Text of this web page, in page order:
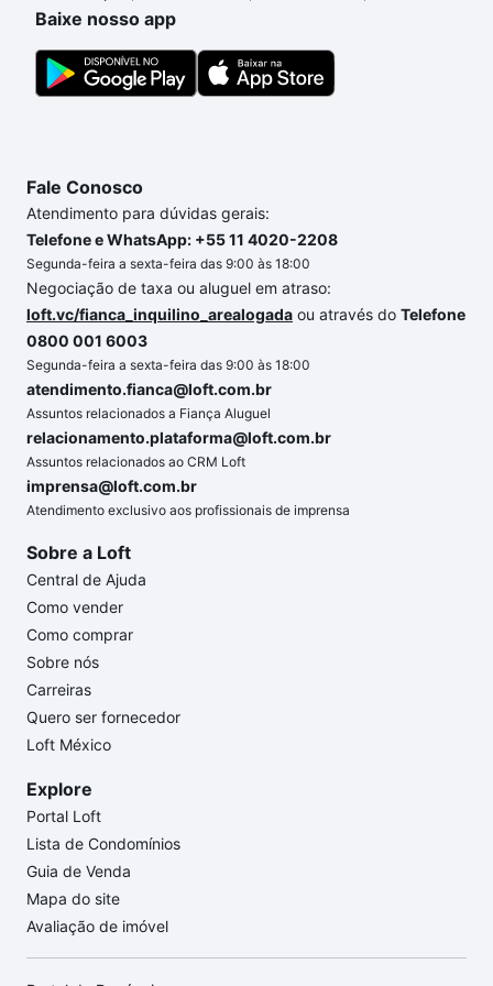
custa comprar um apartamento
gente para comprar o imóvel dos seus sonhos com
segurança e conforto. Loft, com você até as
Baixe nosso app
Fale Conosco
Atendimento para dúvidas gerais:
Telefone e WhatsApp: +55 11 4020-2208
Segunda-feira a sexta-feira das 9:00 às 18:00
Negociação de taxa ou aluguel em atraso:
loft.vc/fianca_inquilino_arealogada ou através do Telefone
0800 001 6003
Segunda-feira a sexta-feira das 9:00 às 18:00
atendimento.fianca@loft.com.br
Assuntos relacionados a Fiança Aluguel
relacionamento.plataforma@loft.com.br
Assuntos relacionados ao CRM Loft
imprensa@loft.com.br
Atendimento exclusivo aos profissionais de imprensa
Sobre a Loft
Central de Ajuda
Como vender
Como comprar
Sobre nós
Carreiras
Quero ser fornecedor
Loft México
Explore
Portal Loft
Lista de Condomínios
Guia de Venda
Mapa do site
Avaliação de imóvel